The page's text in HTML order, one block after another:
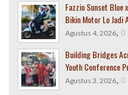
Fazzio Sunset Blue
Bikin Motor Lo Jadi
Agustus 4, 2026, 0
Building Bridges
Youth Conference
Agustus 3, 2026, 0